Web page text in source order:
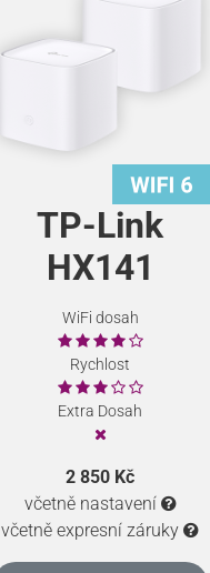
TP-Link
HX141
WiFi dosah
Rychlost
Extra Dosah
2 850 Kč
včetně nastavení
včetně expresní záruky